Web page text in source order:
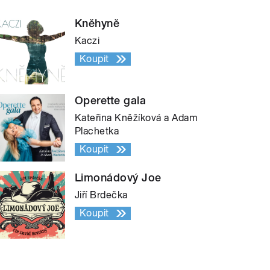
Kněhyně
Kaczi
Koupit
Operette gala
Kateřina Kněžíková a Adam
Plachetka
Koupit
Limonádový Joe
Jiří Brdečka
Koupit